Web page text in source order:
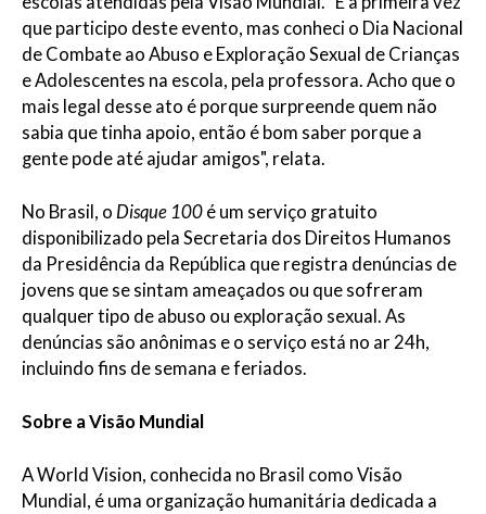
que participo deste evento, mas conheci o Dia Nacional
de Combate ao Abuso e Exploração Sexual de Crianças
e Adolescentes na escola, pela professora. Acho que o
mais legal desse ato é porque surpreende quem não
sabia que tinha apoio, então é bom saber porque a
gente pode até ajudar amigos", relata.
No Brasil, o Disque 100 é um serviço gratuito
disponibilizado pela Secretaria dos Direitos Humanos
da Presidência da República que registra denúncias de
jovens que se sintam ameaçados ou que sofreram
qualquer tipo de abuso ou exploração sexual. As
denúncias são anônimas e o serviço está no ar 24h,
incluindo fins de semana e feriados.
Sobre a Visão Mundial
A World Vision, conhecida no Brasil como Visão
Mundial, é uma organização humanitária dedicada a